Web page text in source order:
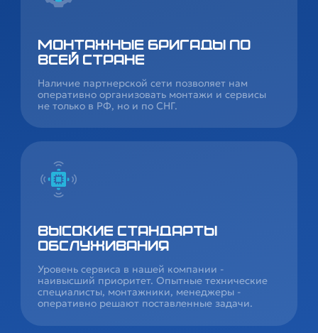
Монтажные бригады по
всей стране
Наличие партнерской сети позволяет нам
оперативно организовать монтажи и сервисы
не только в РФ, но и по СНГ.
Высокие стандарты
обслуживания
Уровень сервиса в нашей компании -
наивысший приоритет. Опытные технические
специалисты, монтажники, менеджеры -
оперативно решают поставленные задачи.